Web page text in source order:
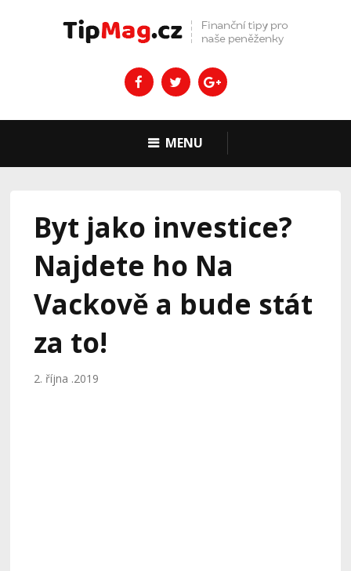
MENU
Byt jako investice?
Najdete ho Na
Vackově a bude stát
za to!
2. října .2019